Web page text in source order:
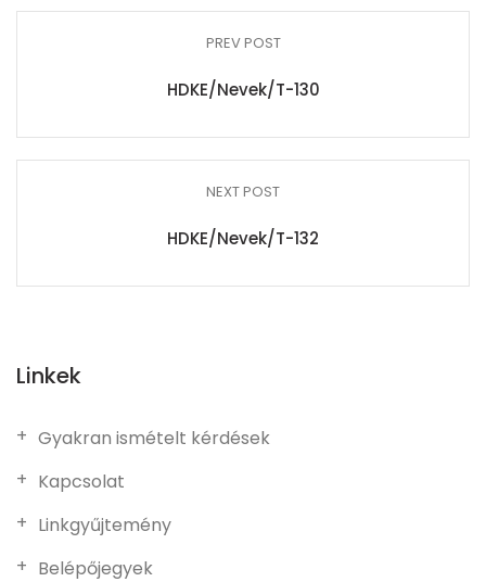
PREV POST
HDKE/Nevek/T-130
NEXT POST
HDKE/Nevek/T-132
Linkek
Gyakran ismételt kérdések
Kapcsolat
Linkgyűjtemény
Belépőjegyek